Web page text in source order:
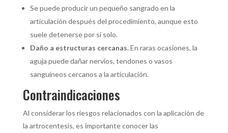
Se puede producir un pequeño sangrado en la
articulación después del procedimiento, aunque esto
suele detenerse por sí solo.
Daño a estructuras cercanas.En raras ocasiones, la
aguja puede dañar nervios, tendones o vasos
sanguíneos cercanos a la articulación.
Contraindicaciones
Al considerar los riesgos relacionados con la aplicación de
la artrocentesis, es importante conocer las